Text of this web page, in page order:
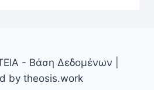
- Βάση Δεδομένων |
by theosis.work